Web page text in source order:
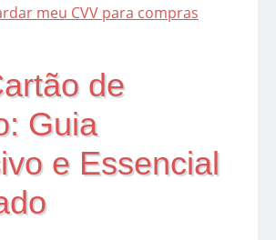
meu CVV para compras
de
Guia
e Essencial